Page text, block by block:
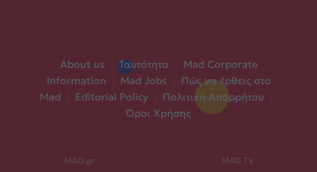
About us Ταυτότητα
Mad Corporate
Information
Mad Jobs
Πώς να έρθεις στο
Mad
Editorial Policy Πολιτική Απορρήτου
Όροι Χρήσης
MAD.gr MAD TV